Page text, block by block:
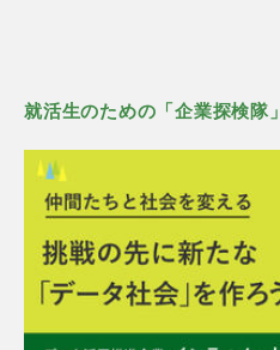
就活生のための「企業探検隊」